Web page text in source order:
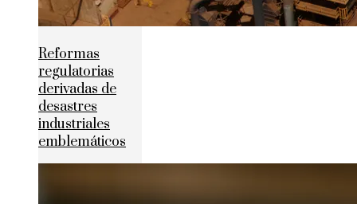
Reformas
regulatorias
derivadas de
desastres
industriales
emblemáticos